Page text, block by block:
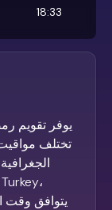
18:33
يتوافق وقت